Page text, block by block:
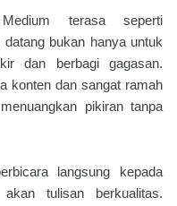
terasa seperti
datang bukan hanya untuk
dan berbagi gagasan.
konten dan sangat ramah
pikiran tanpa
langsung kepada
tulisan berkualitas.